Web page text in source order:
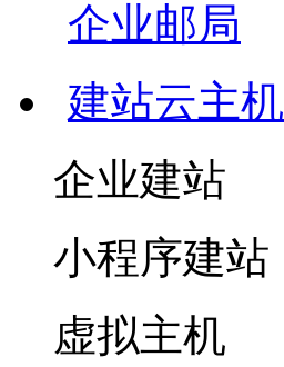
企业邮局
建站云主机
企业建站
小程序建站
虚拟主机